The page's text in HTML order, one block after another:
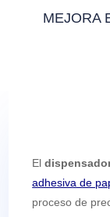
MEJORA
El
adhesiva de
proceso de